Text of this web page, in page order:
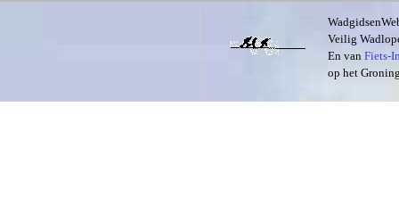
Veilig
En van Fiets-
op het